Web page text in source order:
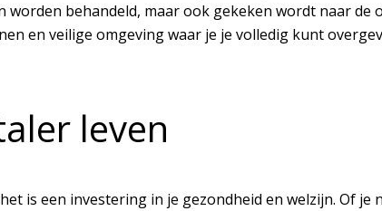
worden behandeld, maar ook gekeken wordt naar de
en veilige omgeving waar je je volledig kunt
leven
is een investering in je gezondheid en welzijn. Of je